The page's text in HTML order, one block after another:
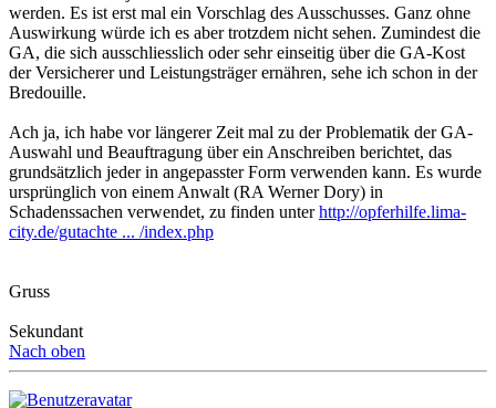
werden. Es ist erst mal ein Vorschlag des Ausschusses. Ganz ohne
Auswirkung würde ich es aber trotzdem nicht sehen. Zumindest die
GA, die sich ausschliesslich oder sehr einseitig über die GA-Kost
der Versicherer und Leistungsträger ernähren, sehe ich schon in der
Bredouille.
Ach ja, ich habe vor längerer Zeit mal zu der Problematik der GA-
Auswahl und Beauftragung über ein Anschreiben berichtet, das
grundsätzlich jeder in angepasster Form verwenden kann. Es wurde
ursprünglich von einem Anwalt (RA Werner Dory) in
Schadenssachen verwendet, zu finden unterhttp://opferhilfe.lima-
city.de/gutachte ... /index.php
Gruss
Sekundant
Nach oben